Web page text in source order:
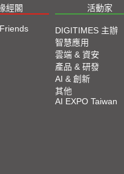
經閣 活動家
DIGITIMES 主辦
智慧應用
雲端 & 資安
產品 & 研發
AI & 創新
其他
AI EXPO Taiwan